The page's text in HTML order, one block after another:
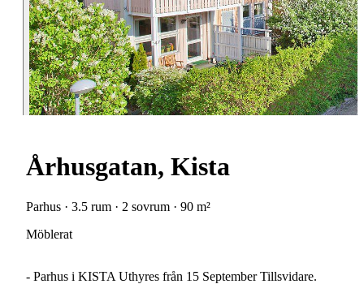
Århusgatan, Kista
Parhus · 3.5 rum · 2 sovrum · 90 m²
Möblerat
- Parhus i KISTA Uthyres från 15 September Tillsvidare.